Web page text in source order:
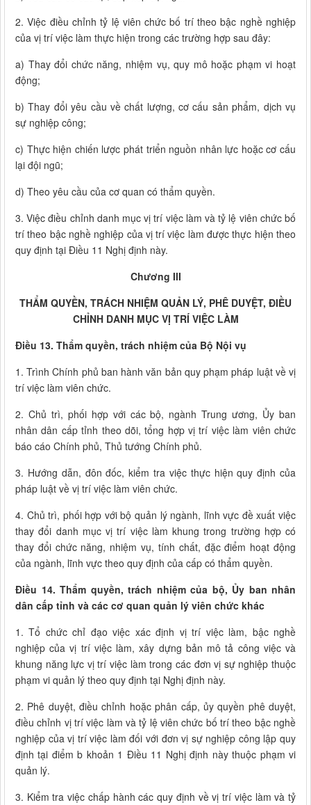
2. Việc điều chỉnh tỷ lệ viên chức bố trí theo bậc nghề nghiệp
của vị trí việc làm thực hiện trong các trường hợp sau đây:
a) Thay đổi chức năng, nhiệm vụ, quy mô hoặc phạm vi hoạt
động;
b) Thay đổi yêu cầu về chất lượng, cơ cấu sản phẩm, dịch vụ
sự nghiệp công;
c) Thực hiện chiến lược phát triển nguồn nhân lực hoặc cơ cấu
lại đội ngũ;
d) Theo yêu cầu của cơ quan có thẩm quyền.
3. Việc điều chỉnh danh mục vị trí việc làm và tỷ lệ viên chức bố
trí theo bậc nghề nghiệp của vị trí việc làm được thực hiện theo
quy định tại Điều 11 Nghị định này.
Chương III
THẨM QUYỀN, TRÁCH NHIỆM QUẢN LÝ, PHÊ DUYỆT, ĐIỀU
CHỈNH DANH MỤC VỊ TRÍ VIỆC LÀM
Điều 13. Thẩm quyền, trách nhiệm của Bộ Nội vụ
1. Trình Chính phủ ban hành văn bản quy phạm pháp luật về vị
trí việc làm viên chức.
2. Chủ trì, phối hợp với các bộ, ngành Trung ương, Ủy ban
nhân dân cấp tỉnh theo dõi, tổng hợp vị trí việc làm viên chức
báo cáo Chính phủ, Thủ tướng Chính phủ.
3. Hướng dẫn, đôn đốc, kiểm tra việc thực hiện quy định của
pháp luật về vị trí việc làm viên chức.
4. Chủ trì, phối hợp với bộ quản lý ngành, lĩnh vực đề xuất việc
thay đổi danh mục vị trí việc làm khung trong trường hợp có
thay đổi chức năng, nhiệm vụ, tính chất, đặc điểm hoạt động
của ngành, lĩnh vực theo quy định của cấp có thẩm quyền.
Điều 14. Thẩm quyền, trách nhiệm của bộ, Ủy ban nhân
dân cấp tỉnh và các cơ quan quản lý viên chức khác
1. Tổ chức chỉ đạo việc xác định vị trí việc làm, bậc nghề
nghiệp của vị trí việc làm, xây dựng bản mô tả công việc và
khung năng lực vị trí việc làm trong các đơn vị sự nghiệp thuộc
phạm vi quản lý theo quy định tại Nghị định này.
2. Phê duyệt, điều chỉnh hoặc phân cấp, ủy quyền phê duyệt,
điều chỉnh vị trí việc làm và tỷ lệ viên chức bố trí theo bậc nghề
nghiệp của vị trí việc làm đối với đơn vị sự nghiệp công lập quy
định tại điểm b khoản 1 Điều 11 Nghị định này thuộc phạm vi
quản lý.
3. Kiểm tra việc chấp hành các quy định về vị trí việc làm và tỷ